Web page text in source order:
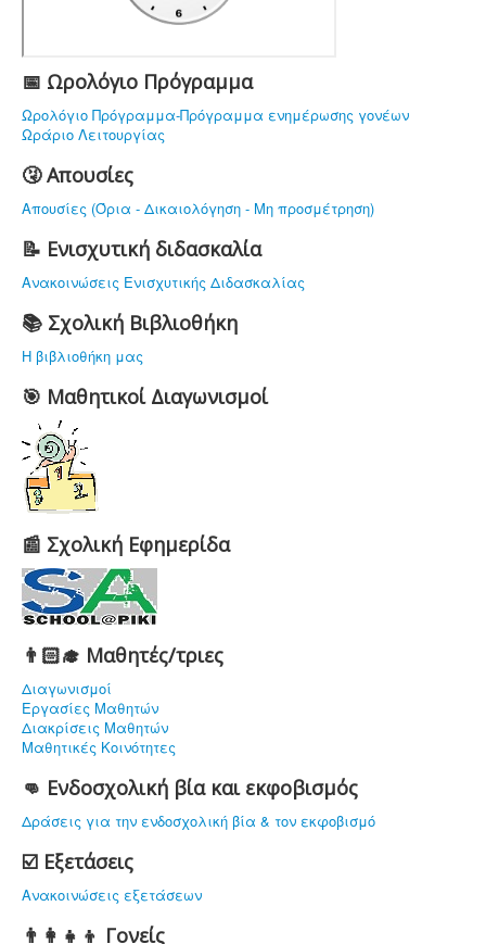
ΔΡΑΣΤΗΡΙΟΤΗΤΕΣ
ΝΟΜΟΘΕΣΙΑ
ΕΠΙΚΟΙΝΩΝΙΑ
📅 Ωρολόγιο Πρόγραμμα
Ωρολόγιο Πρόγραμμα-Πρόγραμμα ενημέρωσης γονέων
Ωράριο Λειτουργίας
🤧 Απουσίες
Απουσίες (Όρια - Δικαιολόγηση - Μη προσμέτρηση)
📝 Ενισχυτική διδασκαλία
Ανακοινώσεις Ενισχυτικής Διδασκαλίας
📚 Σχολική Βιβλιοθήκη
Η βιβλιοθήκη μας
🎯 Μαθητικοί Διαγωνισμοί
📰 Σχολική Εφημερίδα
👨🏻‍🎓 Μαθητές/τριες
Διαγωνισμοί
Εργασίες Μαθητών
Διακρίσεις Μαθητών
Μαθητικές Κοινότητες
👊 Ενδοσχολική βία και εκφοβισμός
Δράσεις για την ενδοσχολική βία & τον εκφοβισμό
☑️ Εξετάσεις
Ανακοινώσεις εξετάσεων
👨‍👩‍👧‍👦 Γονείς